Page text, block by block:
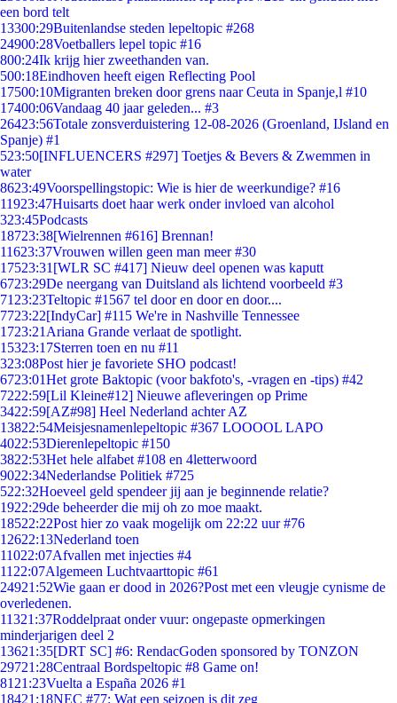
een bord telt
13300:29Buitenlandse steden lepeltopic #268
24900:28Voetballers lepel topic #16
800:24Ik krijg hier zweethanden van.
500:18Eindhoven heeft eigen Reflecting Pool
17500:10Migranten breken door grens naar Ceuta in Spanje,l #10
17400:06Vandaag 40 jaar geleden... #3
26423:56Totale zonsverduistering 12-08-2026 (Groenland, IJsland en
Spanje) #1
523:50[INFLUENCERS #297] Toetjes & Bevers & Zwemmen in
water
8623:49Voorspellingstopic: Wie is hier de weerkundige? #16
11923:47Huisarts doet haar werk onder invloed van alcohol
323:45Podcasts
18723:38[Wielrennen #616] Brennan!
11623:37Vrouwen willen geen man meer #30
17523:31 [WLR SC #417] Nieuw deel openen was kaputt
6723:29De neergang van Duitsland als lichtend voorbeeld #3
71 23:23Teltopic #1567 tel door en door en door....
7723:22[IndyCar] #115 We're in Nashville Tennessee
1723:21 Ariana Grande verlaat de spotlight.
15323:17Sterren toen en nu #11
323:08Post hier je favoriete SHO podcast!
6723:01Het grote Baktopic (voor bakfoto's, -vragen en -tips) #42
7222:59[Lil Kleine#12] Nieuwe afleveringen op Prime
3422:59[AZ#98] Heel Nederland achter AZ
13822:54Meisjesnamenlepeltopic #367 LOOOOL LAPO
4022:53Dierenlepeltopic #150
3822:53Het hele alfabet #108 en 4letterwoord
9022:34Nederlandse Politiek #725
522:32Hoeveel geld spendeer jij aan je beginnende relatie?
1922:29de beheerder die mij oh zo moe maakt.
18522:22Post hier zo vaak mogelijk om 22:22 uur #76
12622:13Nederland toen
11022:07Afvallen met injecties #4
11 22:07Algemeen Luchtvaarttopic #61
24921:52Wie gaan er dood in 2026?Post met een vleugje cynisme de
overledenen.
11321:37Roddelpraat onder vuur: ongepaste opmerkingen
minderjarigen deel 2
13621:35[DRT SC] #6: RendacGoden sponsored by TONZON
29721:28Centraal Bordspeltopic #8 Game on!
81 21:23Vuelta a España 2026 #1
18421:18NEC #77: Wat een seizoen is dit zeg